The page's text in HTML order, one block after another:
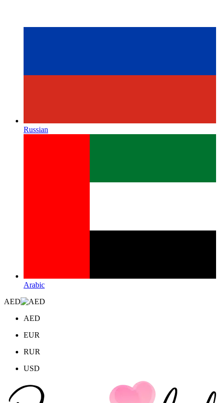
Russian
Arabic
AED
AED
EUR
RUR
USD